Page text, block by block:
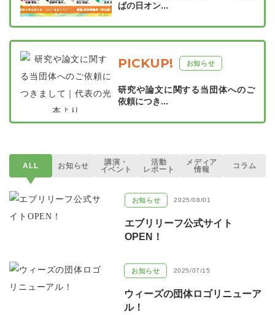
ぱの日オン...
PICKUP! お知らせ
研究や論文に関する当団体へのご
依頼につき...
ALL お知らせ
講演・
イベント
活動
レポート
メディア
情報
コラム
お知らせ 2025/08/01
エブリリーフ公式サイト
OPEN！
お知らせ 2025/07/15
ウィーズの団体ロゴリニューア
ル！